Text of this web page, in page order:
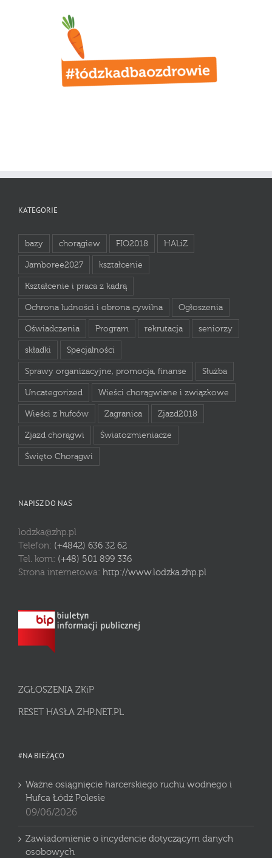
KATEGORIE
bazy chorągiew FIO2018 HALiZ
Jamboree2027 kształcenie
Kształcenie i praca z kadrą
Ochrona ludności i obrona cywilna Ogłoszenia
Oświadczenia Program rekrutacja seniorzy
składki Specjalności
Sprawy organizacyjne, promocja, finanse Służba
Uncategorized Wieści chorągwiane i związkowe
Wieści z hufców Zagranica Zjazd2018
Zjazd chorągwi Światozmieniacze
Święto Chorągwi
NAPISZ DO NAS
lodzka@zhp.pl
Telefon: (+4842) 636 32 62
Tel. kom: (+48) 501 899 336
Strona internetowa: http://www.lodzka.zhp.pl
ZGŁOSZENIA ZKiP
RESET HASŁA ZHP.NET.PL
#NA BIEŻĄCO
Ważne osiągnięcie harcerskiego ruchu wodnego i
Hufca Łódź Polesie
09/06/2026
Zawiadomienie o incydencie dotyczącym danych
osobowych